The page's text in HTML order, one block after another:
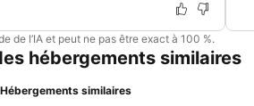
de l’IA et peut ne pas être exact à 100 %.
hébergements similaires
Hébergements similaires